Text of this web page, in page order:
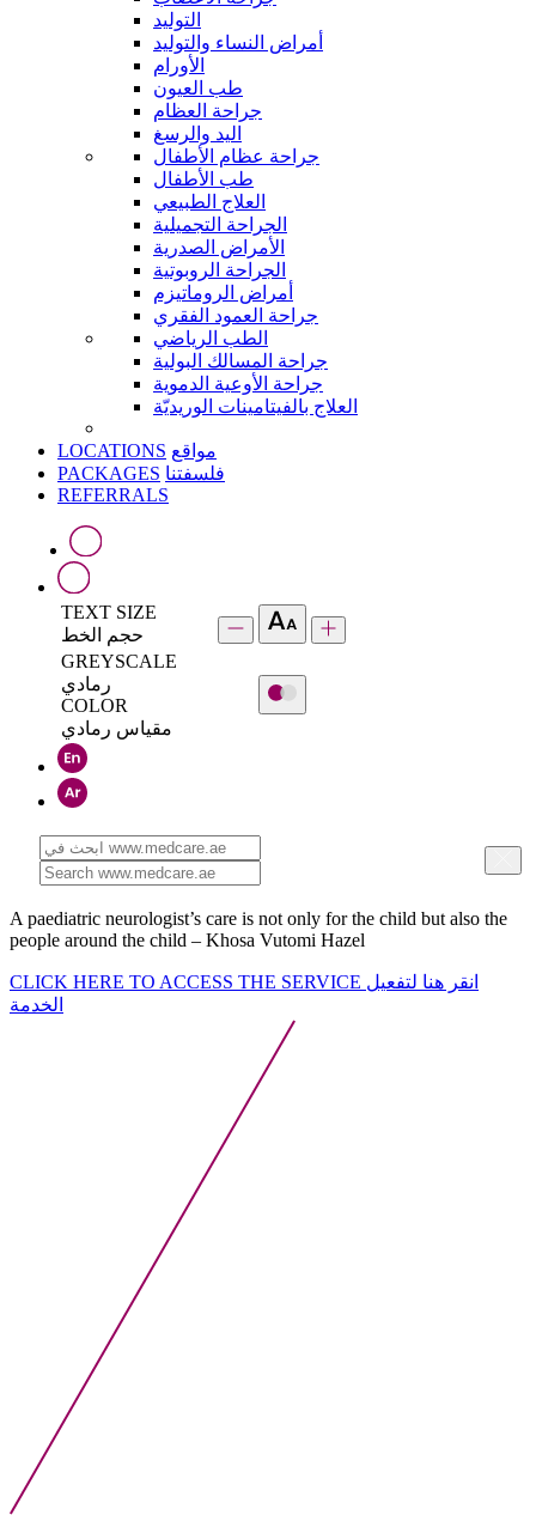
التوليد
أمراض النساء والتوليد
الأورام
طب العيون
جراحة العظام
اليد والرسغ
جراحة عظام الأطفال
طب الأطفال
العلاج الطبيعي
الجراحة التجميلية
الأمراض الصدرية
الجراحة الروبوتية
أمراض الروماتيزم
جراحة العمود الفقري
الطب الرياضي
جراحة المسالك البولية
جراحة الأوعية الدموية
العلاج بالفيتامينات الوريديّة
LOCATIONS مواقع
PACKAGES فلسفتنا
REFERRALS
TEXT SIZE
حجم الخط
GREYSCALE
رمادي
COLOR
مقياس رمادي
A paediatric neurologist’s care is not only for the child but also the
people around the child – Khosa Vutomi Hazel
CLICK HERE TO ACCESS THE SERVICE انقر هنا لتفعيل
الخدمة